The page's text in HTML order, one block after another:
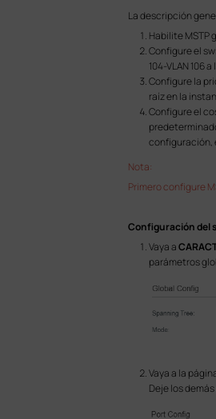
La descripción
Habilite MSTP
Configure el
104-VLAN 106
Configure la
raíz en la
Configure el
configuración,
Nota:
Primero configure
Configuración del
Vaya a
parámetros
Vaya a la
Deje los